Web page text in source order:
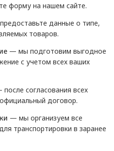
форму на нашем сайте.
данные о типе,
товаров.
— мы подготовим выгодное
с учетом всех ваших
после согласования всех
договор.
— мы организуем все
транспортировки в заранее